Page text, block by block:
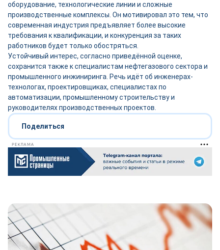
оборудование, технологические линии и сложные
производственные комплексы. Он мотивировал это тем, что
современная индустрия предъявляет более высокие
требования к квалификации, и конкуренция за таких
работников будет только обостряться.
Устойчивый интерес, согласно приведённой оценке,
сохранится также к специалистам нефтегазового сектора и
промышленного инжиниринга. Речь идёт об инженерах-
технологах, проектировщиках, специалистах по
автоматизации, промышленному строительству и
руководителях производственных проектов.
Поделиться
РЕКЛАМА